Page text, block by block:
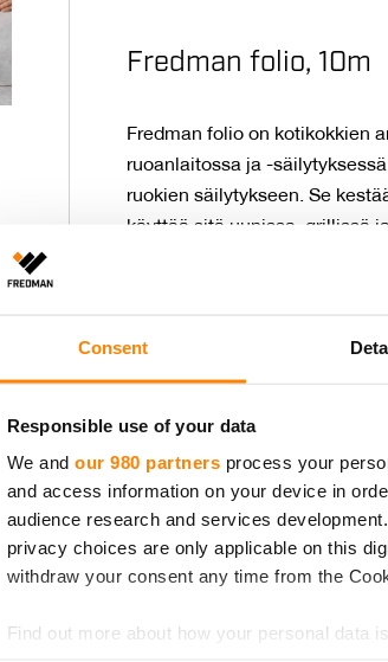
Consent
Responsible use of your data
We and our 980 partners process your
and access information on your device in
audience research and services
privacy choices are only applicable on this
withdraw your consent any time from the
Find out more about how your personal data
Fredman folio, 10m
Fredman folio on kotikokkien
ruoanlaitossa ja -
ruokien säilytykseen. Se
käyttää sitä uunissa, grillissä
tai suolaisten ruokien kanssa.
Tummunut folio on vaaraton.
Hylsy ja tyhjä pakkaus
Avainlippu-tuote.